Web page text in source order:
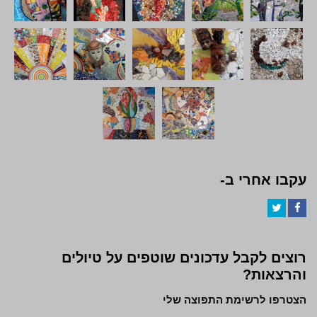
עקבו אחרי ב-
רוצים לקבל עדכונים שוטפים על טיולים
והרצאות?
הצטרפו לרשימת התפוצה שלי